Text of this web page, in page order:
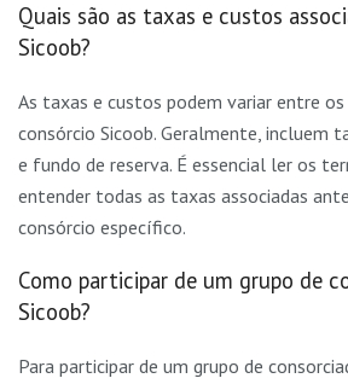
Quais são as taxas e custos
Sicoob?
As taxas e custos podem variar entre
consórcio Sicoob. Geralmente, incluem
e fundo de reserva. É essencial ler os
entender todas as taxas associadas
consórcio específico.
Como participar de um grupo de
Sicoob?
Para participar de um grupo de